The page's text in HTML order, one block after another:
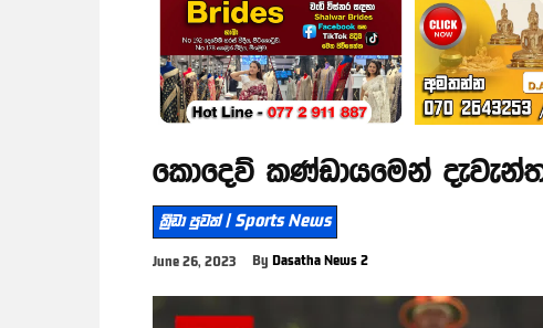
කොදෙව් කණ්ඩායමෙන්
ක්‍රීඩා පුවත් | Sports News
June 26, 2023 By Dasatha News 2